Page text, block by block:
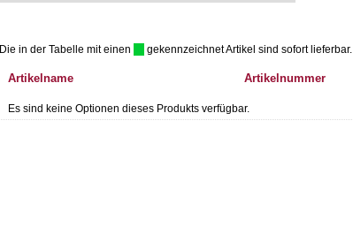
Die in der Tabelle mit einen gekennzeichnet Artikel sind sofort lieferbar.
Artikelname Artikelnummer
Es sind keine Optionen dieses Produkts verfügbar.